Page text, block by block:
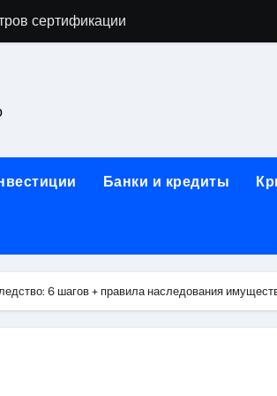
бра в виде факела с эффектом
работы на объектах культурного
для международных расчетов
от проектной документации до
Банки и кредиты
6 шагов + правила наследования